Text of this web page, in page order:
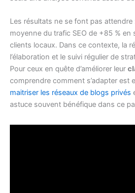
Les résultats ne se font pas attendre
moyenne du trafic SEO de +85 % en
clients locaux. Dans ce contexte, la
l’élaboration et le suivi régulier de
Pour ceux en quête d’améliorer leur
comprendre comment s’adapter est
maitriser les réseaux de blogs privés
astuce souvent bénéfique dans ce